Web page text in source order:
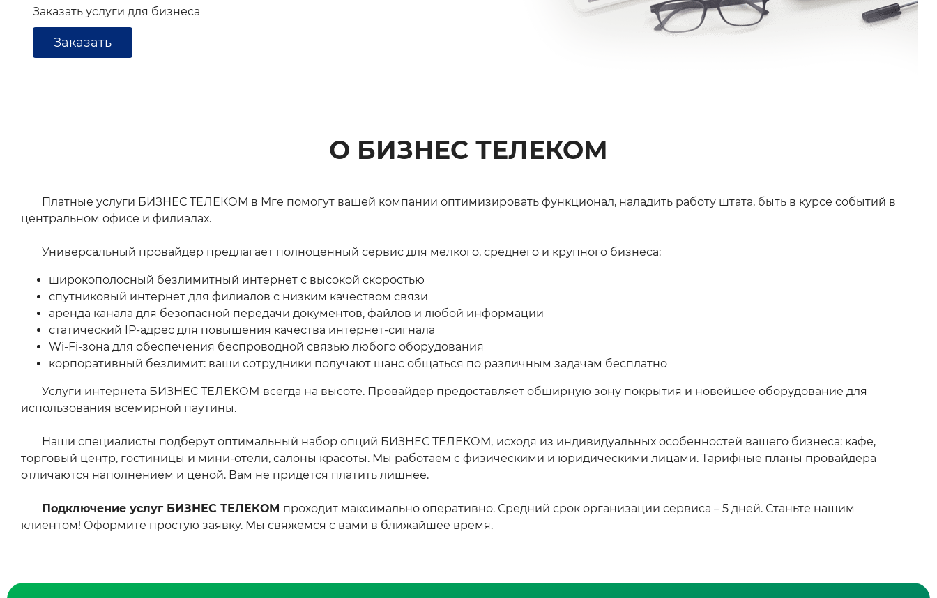
Заказать услуги для бизнеса
Заказать
О БИЗНЕС ТЕЛЕКОМ
Платные услуги БИЗНЕС ТЕЛЕКОМ в Мге помогут вашей компании оптимизировать функционал, наладить работу штата, быть в курсе событий в
центральном офисе и филиалах.
Универсальный провайдер предлагает полноценный сервис для мелкого, среднего и крупного бизнеса:
широкополосный безлимитный интернет с высокой скоростью
спутниковый интернет для филиалов с низким качеством связи
аренда канала для безопасной передачи документов, файлов и любой информации
статический IP-адрес для повышения качества интернет-сигнала
Wi‑Fi-зона для обеспечения беспроводной связью любого оборудования
корпоративный безлимит: ваши сотрудники получают шанс общаться по различным задачам бесплатно
Услуги интернета БИЗНЕС ТЕЛЕКОМ всегда на высоте. Провайдер предоставляет обширную зону покрытия и новейшее оборудование для
использования всемирной паутины.
Наши специалисты подберут оптимальный набор опций БИЗНЕС ТЕЛЕКОМ, исходя из индивидуальных особенностей вашего бизнеса: кафе,
торговый центр, гостиницы и мини-отели, салоны красоты. Мы работаем с физическими и юридическими лицами. Тарифные планы провайдера
отличаются наполнением и ценой. Вам не придется платить лишнее.
Подключение услуг БИЗНЕС ТЕЛЕКОМ проходит максимально оперативно. Средний срок организации сервиса – 5 дней. Станьте нашим
клиентом! Оформите простую заявку. Мы свяжемся с вами в ближайшее время.